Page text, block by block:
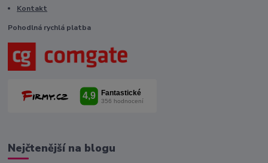
Kontakt
Pohodlná rychlá platba
Nejčtenější na blogu